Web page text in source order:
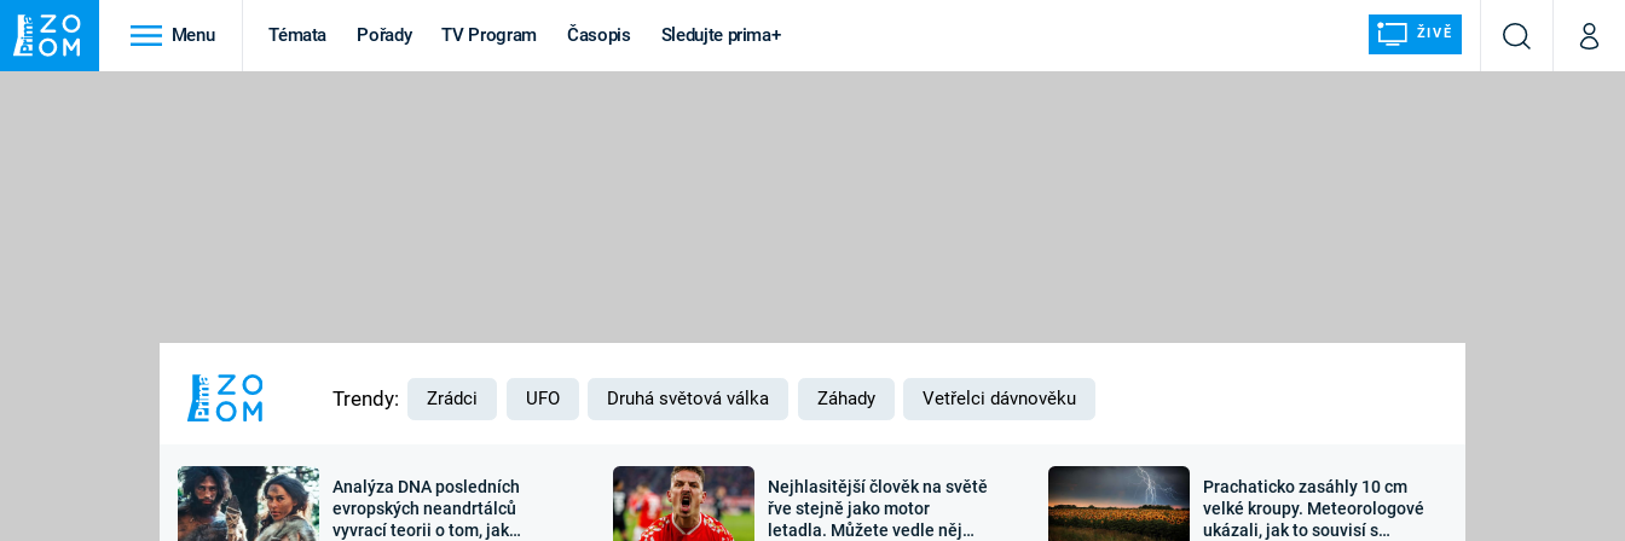
Menu Témata Pořady TV Program Časopis Sledujte prima+ ŽIVĚ
VyhledáváníMůj
MARS
Výročí
Záhady a
Zajímavosti Sledujte nás
Trendy: Zrádci UFO Druhá světová válka Záhady Vetřelci dávnověku
Analýza DNA posledních
evropských neandrtálců
vyvrací teorii o tom, jak
Nejhlasitější člověk na světě
řve stejně jako motor
letadla. Můžete vedle něj
Prachaticko zasáhly 10 cm
velké kroupy. Meteorologové
ukázali, jak to souvisí s